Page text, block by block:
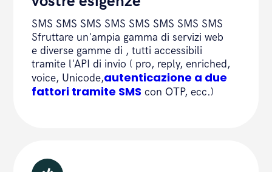
SMS SMS SMS SMS SMS SMS SMS SMS
Sfruttare un'ampia gamma di servizi web
e diverse gamme di , tutti accessibili
tramite l'API di invio ( pro, reply, enriched,
voice, Unicode,autenticazione a due
fattori tramite SMS con OTP, ecc.)